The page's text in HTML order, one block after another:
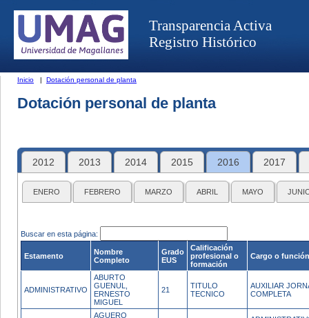
Transparencia Activa
Registro Histórico
Inicio | Dotación personal de planta
Dotación personal de planta
2012 2013 2014 2015 2016 2017
ENERO FEBRERO MARZO ABRIL MAYO
Buscar en esta página:
Estamento
Nombre
Completo
Grado
EUS
Calificación
profesional o
formación
Cargo o función
ADMINISTRATIVO
ABURTO
GUENUL,
ERNESTO
MIGUEL
21
TITULO
TECNICO
AUXILIAR
COMPLETA
AGUERO